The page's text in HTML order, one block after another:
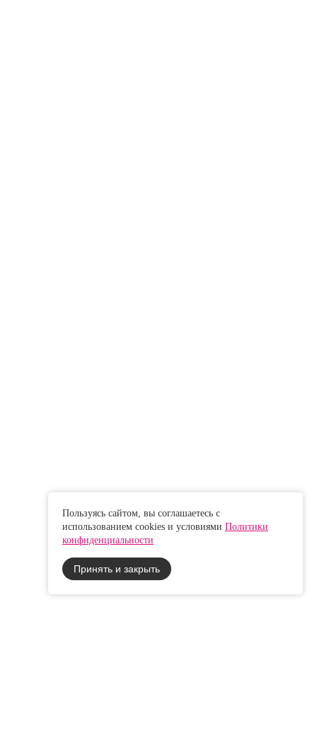
Пользуясь сайтом, вы соглашаетесь с
использованием cookies и условиями Политики
конфиденциальности
Принять и закрыть